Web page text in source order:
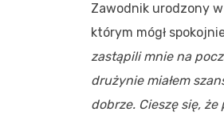
Zawodnik urodzony
którym mógł
zastąpili mnie na
drużynie miałem
dobrze. Cieszę się,